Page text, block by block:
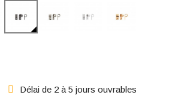
Délai de 2 à 5 jours ouvrables